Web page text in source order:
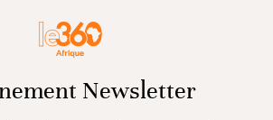
Newsletter